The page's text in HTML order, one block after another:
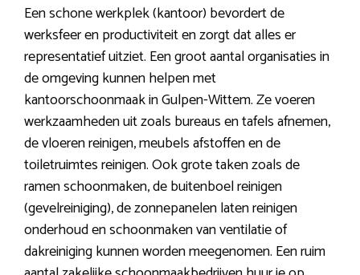
Een schone werkplek (kantoor) bevordert de
werksfeer en productiviteit en zorgt dat alles er
representatief uitziet. Een groot aantal organisaties in
de omgeving kunnen helpen met
kantoorschoonmaak in Gulpen-Wittem. Ze voeren
werkzaamheden uit zoals bureaus en tafels afnemen,
de vloeren reinigen, meubels afstoffen en de
toiletruimtes reinigen. Ook grote taken zoals de
ramen schoonmaken, de buitenboel reinigen
(gevelreiniging), de zonnepanelen laten reinigen
onderhoud en schoonmaken van ventilatie of
dakreiniging kunnen worden meegenomen. Een ruim